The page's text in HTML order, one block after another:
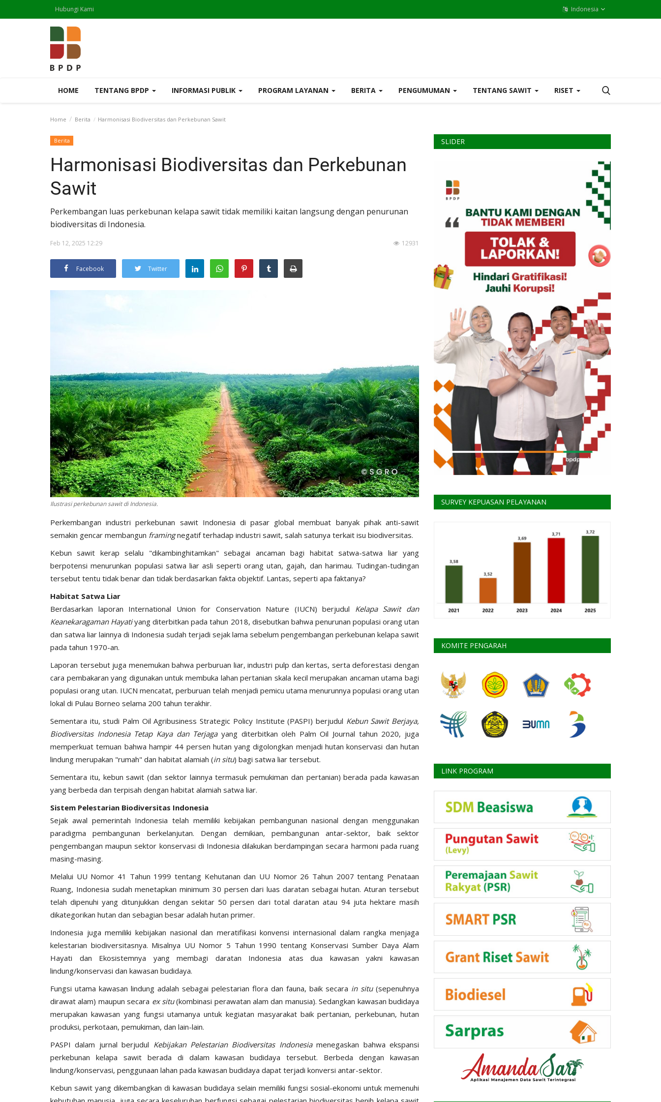
Hubungi Kami Indonesia
HOME TENTANG BPDP INFORMASI PUBLIK PROGRAM LAYANAN BERITA PENGUMUMAN TENTANG SAWIT RISET
Home Berita Harmonisasi Biodiversitas dan Perkebunan Sawit
Berita
Harmonisasi Biodiversitas dan Perkebunan
Sawit
Perkembangan luas perkebunan kelapa sawit tidak memiliki kaitan langsung dengan penurunan
biodiversitas di Indonesia.
Feb 12, 2025 12:29 12931
Facebook Twitter
Ilustrasi perkebunan sawit di Indonesia.
Perkembangan industri perkebunan sawit Indonesia di pasar global membuat banyak pihak anti-sawit
semakin gencar membangun framingnegatif terhadap industri sawit, salah satunya terkait isu biodiversitas.
Kebun sawit kerap selalu "dikambinghitamkan" sebagai ancaman bagi habitat satwa-satwa liar yang
berpotensi menurunkan populasi satwa liar asli seperti orang utan, gajah, dan harimau. Tudingan-tudingan
tersebut tentu tidak benar dan tidak berdasarkan fakta objektif. Lantas, seperti apa faktanya?
Habitat Satwa Liar
Berdasarkan laporan International Union for Conservation Nature (IUCN) berjudul Kelapa Sawit dan
Keanekaragaman Hayatiyang diterbitkan pada tahun 2018, disebutkan bahwa penurunan populasi orang utan
dan satwa liar lainnya di Indonesia sudah terjadi sejak lama sebelum pengembangan perkebunan kelapa sawit
pada tahun 1970-an.
Laporan tersebut juga menemukan bahwa perburuan liar, industri pulp dan kertas, serta deforestasi dengan
cara pembakaran yang digunakan untuk membuka lahan pertanian skala kecil merupakan ancaman utama bagi
populasi orang utan. IUCN mencatat, perburuan telah menjadi pemicu utama menurunnya populasi orang utan
lokal di Pulau Borneo selama 200 tahun terakhir.
Sementara itu, studi Palm Oil Agribusiness Strategic Policy Institute (PASPI) berjudul Kebun Sawit Berjaya,
Biodiversitas Indonesia Tetap Kaya dan Terjagayang diterbitkan oleh Palm Oil Journal tahun 2020, juga
memperkuat temuan bahwa hampir 44 persen hutan yang digolongkan menjadi hutan konservasi dan hutan
lindung merupakan "rumah" dan habitat alamiah (in situ) bagi satwa liar tersebut.
Sementara itu, kebun sawit (dan sektor lainnya termasuk pemukiman dan pertanian) berada pada kawasan
yang berbeda dan terpisah dengan habitat alamiah satwa liar.
Sistem Pelestarian Biodiversitas Indonesia
Sejak awal pemerintah Indonesia telah memiliki kebijakan pembangunan nasional dengan menggunakan
paradigma pembangunan berkelanjutan. Dengan demikian, pembangunan antar-sektor, baik sektor
pengembangan maupun sektor konservasi di Indonesia dilakukan berdampingan secara harmoni pada ruang
masing-masing.
Melalui UU Nomor 41 Tahun 1999 tentang Kehutanan dan UU Nomor 26 Tahun 2007 tentang Penataan
Ruang, Indonesia sudah menetapkan minimum 30 persen dari luas daratan sebagai hutan. Aturan tersebut
telah dipenuhi yang ditunjukkan dengan sekitar 50 persen dari total daratan atau 94 juta hektare masih
dikategorikan hutan dan sebagian besar adalah hutan primer.
Indonesia juga memiliki kebijakan nasional dan meratifikasi konvensi internasional dalam rangka menjaga
kelestarian biodiversitasnya. Misalnya UU Nomor 5 Tahun 1990 tentang Konservasi Sumber Daya Alam
Hayati dan Ekosistemnya yang membagi daratan Indonesia atas dua kawasan yakni kawasan
lindung/konservasi dan kawasan budidaya.
Fungsi utama kawasan lindung adalah sebagai pelestarian flora dan fauna, baik secara in situ(sepenuhnya
dirawat alam) maupun secara ex situ(kombinasi perawatan alam dan manusia). Sedangkan kawasan budidaya
merupakan kawasan yang fungsi utamanya untuk kegiatan masyarakat baik pertanian, perkebunan, hutan
produksi, perkotaan, pemukiman, dan lain-lain.
PASPI dalam jurnal berjudul Kebijakan Pelestarian Biodiversitas Indonesiamenegaskan bahwa ekspansi
perkebunan kelapa sawit berada di dalam kawasan budidaya tersebut. Berbeda dengan kawasan
lindung/konservasi, penggunaan lahan pada kawasan budidaya dapat terjadi konversi antar-sektor.
Kebun sawit yang dikembangkan di kawasan budidaya selain memiliki fungsi sosial-ekonomi untuk memenuhi
SLIDER
SURVEY KEPUASAN PELAYANAN
KOMITE PENGARAH
LINK PROGRAM